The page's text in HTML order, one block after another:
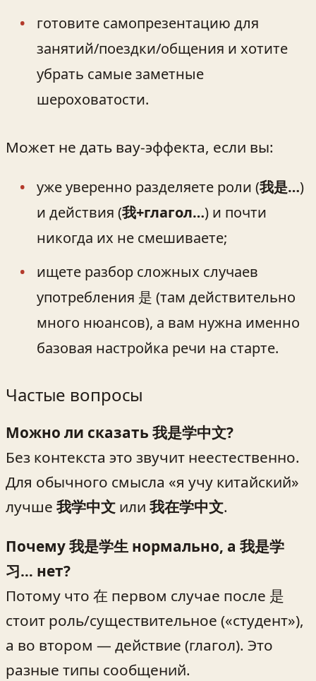
готовите самопрезентацию для
занятий/поездки/общения и хотите
убрать самые заметные
шероховатости.
Может не дать вау‑эффекта, если вы:
уже уверенно разделяете роли (我是…)
и действия (我+глагол…) и почти
никогда их не смешиваете;
ищете разбор сложных случаев
употребления 是 (там действительно
много нюансов), а вам нужна именно
базовая настройка речи на старте.
Частые вопросы
Можно ли сказать 我是学中文?
Без контекста это звучит неестественно.
Для обычного смысла «я учу китайский»
лучше 我学中文 или 我在学中文.
Почему 我是学生 нормально, а 我是学
习… нет?
Потому что 在 первом случае после 是
стоит роль/существительное («студент»),
а во втором — действие (глагол). Это
разные типы сообщений.